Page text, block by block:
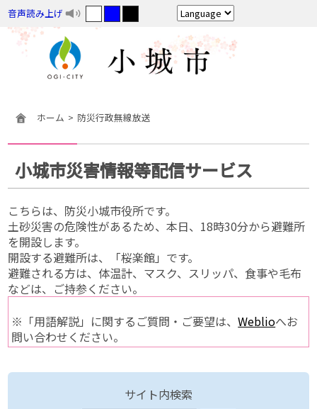
音声読み上げ
ホーム 防災行政無線放送
小城市災害情報等配信サービス
こちらは、防災小城市役所です。
土砂災害の危険性があるため、本日、18時30分から避難所
を開設します。
開設する避難所は、「桜楽館」です。
避難される方は、体温計、マスク、スリッパ、食事や毛布
などは、ご持参ください。
※「用語解説」に関するご質問・ご要望は、Weblioへお
問い合わせください。
サイト内検索